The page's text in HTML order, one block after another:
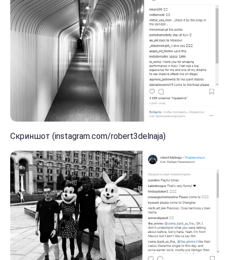
Скриншот (instagram.com/robert3delnaja)